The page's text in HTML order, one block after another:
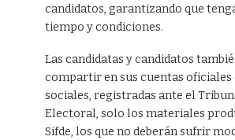
candidatos, garantizando que
tiempo y condiciones.
Las candidatas y candidatos
compartir en sus cuentas oficiales
sociales, registradas ante el
Electoral, solo los materiales
Sifde, los que no deberán sufrir